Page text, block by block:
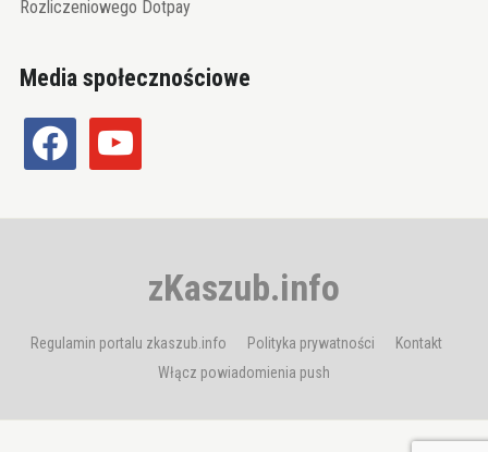
Rozliczeniowego Dotpay
Media społecznościowe
facebook youtube
zKaszub.info
Regulamin portalu zkaszub.info Polityka prywatności
Kontakt
Włącz powiadomienia push